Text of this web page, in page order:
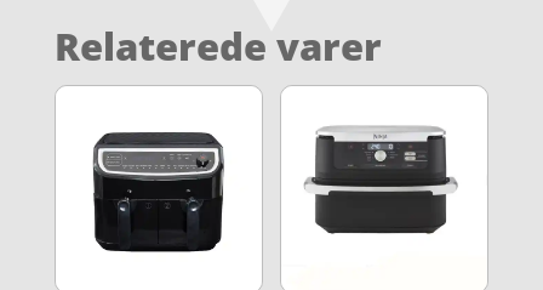
Relaterede varer